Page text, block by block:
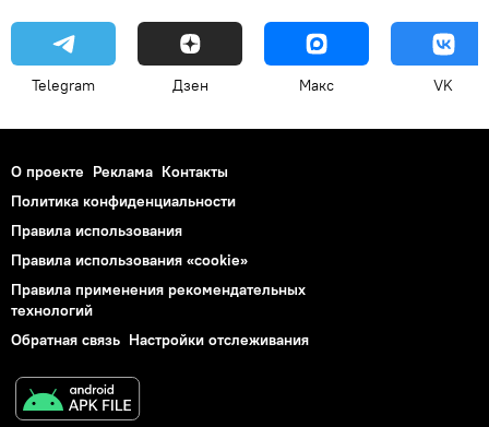
Telegram Дзен Макс VK
О проекте Реклама Контакты
Политика конфиденциальности
Правила использования
Правила использования «cookie»
Правила применения рекомендательных
технологий
Обратная связь Настройки отслеживания